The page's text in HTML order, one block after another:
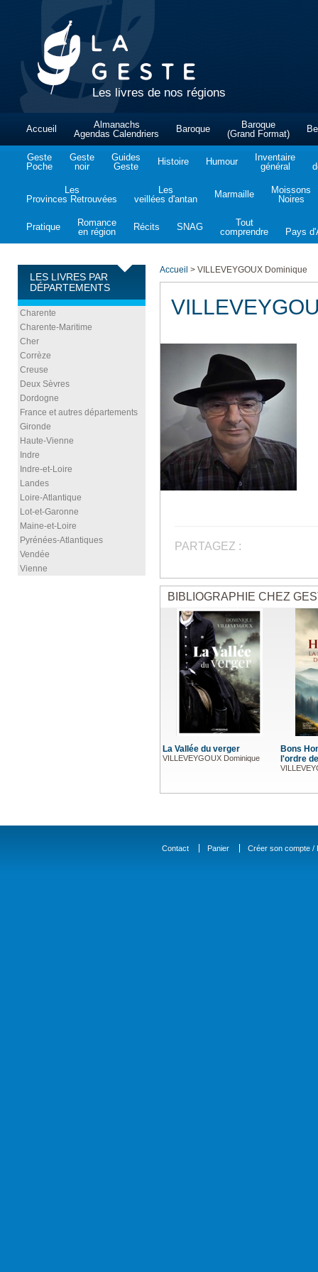
Les livres de nos régions
Accueil
Almanachs
Agendas Calendriers
Baroque
Baroque
(Grand Format)
Geste
Poche
Geste
noir
Guides
Geste
Histoire Humour
Inventaire
général
Les
Provinces Retrouvées
Les
veillées d'antan
Marmaille
Moissons
Noires
Pratique
Romance
en région
Récits SNAG
Tout
comprendre
Pays
LES LIVRES PAR
DÉPARTEMENTS
Charente
Charente-Maritime
Cher
Corrèze
Creuse
Deux Sèvres
Dordogne
France et autres départements
Gironde
Haute-Vienne
Indre
Indre-et-Loire
Landes
Loire-Atlantique
Lot-et-Garonne
Maine-et-Loire
Pyrénées-Atlantiques
Vendée
Vienne
Accueil > VILLEVEYGOUX Dominique
PARTAGEZ :
BIBLIOGRAPHIE CHEZ
La Vallée du verger
VILLEVEYGOUX Dominique
Bons
l'ordre
Contact Panier Créer son compte /